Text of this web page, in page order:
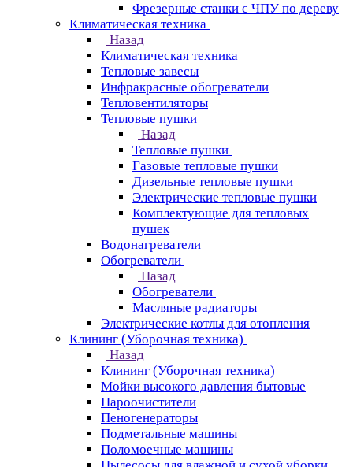
Фрезерные станки с ЧПУ по дереву
Климатическая техника
Назад
Климатическая техника
Тепловые завесы
Инфракрасные обогреватели
Тепловентиляторы
Тепловые пушки
Назад
Тепловые пушки
Газовые тепловые пушки
Дизельные тепловые пушки
Электрические тепловые пушки
Комплектующие для тепловых
пушек
Водонагреватели
Обогреватели
Назад
Обогреватели
Масляные радиаторы
Электрические котлы для отопления
Клининг (Уборочная техника)
Назад
Клининг (Уборочная техника)
Мойки высокого давления бытовые
Пароочистители
Пеногенераторы
Подметальные машины
Поломоечные машины